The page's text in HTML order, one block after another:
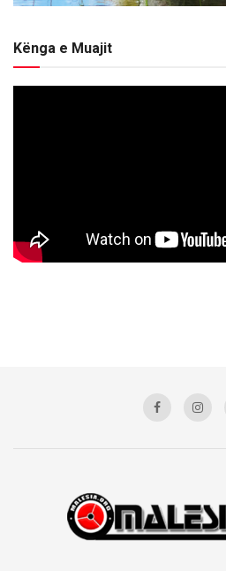
Kënga e Muajit